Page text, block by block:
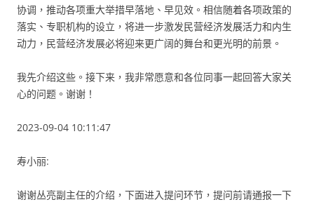
协调，推动各项重大举措早落地、早见效。相信随着各项政策的
落实、专职机构的设立，将进一步激发民营经济发展活力和内生
动力，民营经济发展必将迎来更广阔的舞台和更光明的前景。
我先介绍这些。接下来，我非常愿意和各位同事一起回答大家关
心的问题。谢谢！
2023-09-04 10:11:47
寿小丽:
谢谢丛亮副主任的介绍，下面进入提问环节，提问前请通报一下